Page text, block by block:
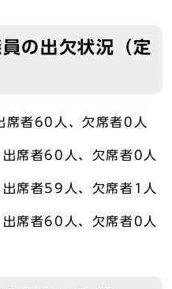
の出欠状況（定
者60人、欠席者0人
席者60人、欠席者0人
席者59人、欠席者1人
席者60人、欠席者0人